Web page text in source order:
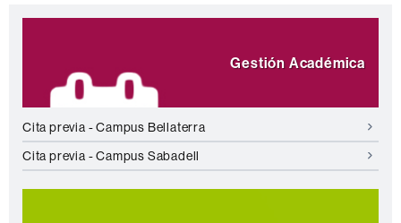
Información
Destacamos
Gestión Académica
Cita previa - Campus Bellaterra
Cita previa - Campus Sabadell